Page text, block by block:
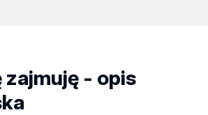
zajmuję - opis